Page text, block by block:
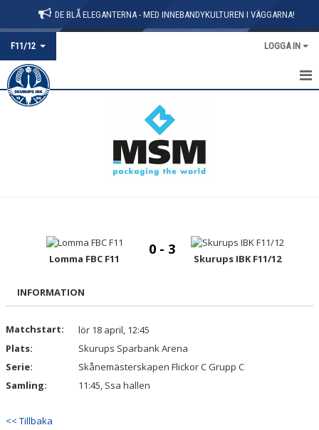
DE BLÅ ELEGANTERNA - MED INNEBANDYKULTUREN I VÄGGARNA!
F11/12 LOGGA IN
HEM
Lomma FBC F11
0 - 3
Skurups IBK F11/12
INFORMATION
Matchstart:
lör 18 april, 12:45
Plats:
Skurups Sparbank Arena
Serie:
Skånemästerskapen Flickor C Grupp C
Samling:
11:45, Ssa hallen
<< Tillbaka